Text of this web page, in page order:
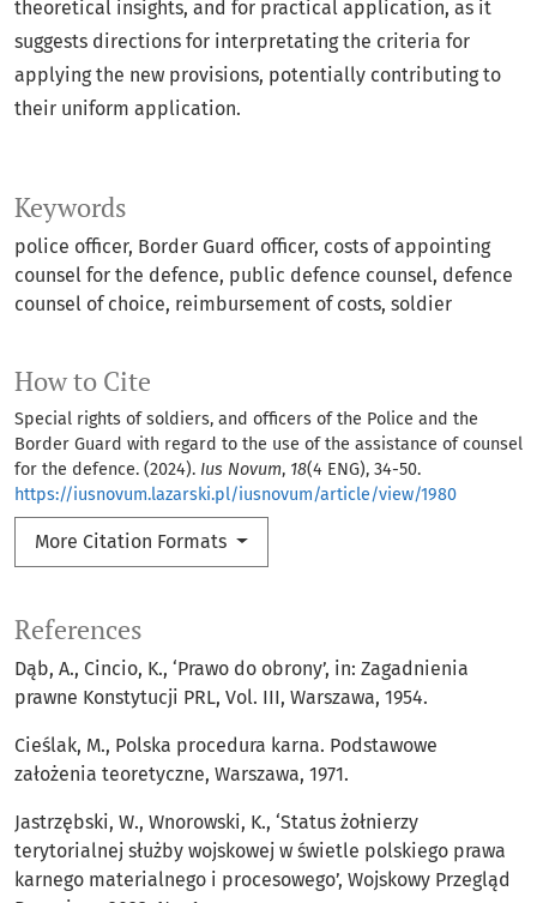
Keywords
police officer, Border Guard officer, costs of appointing
counsel for the defence, public defence counsel, defence
counsel of choice, reimbursement of costs, soldier
How to Cite
Special rights of soldiers, and officers of the Police and the
Border Guard with regard to the use of the assistance of counsel
for the defence. (2024). Ius Novum, 18(4 ENG), 34-50.
https://iusnovum.lazarski.pl/iusnovum/article/view/1980
More Citation Formats
theoretical insights, and for practical application, as it
suggests directions for interpretating the criteria for
applying the new provisions, potentially contributing to
their uniform application.
References
Dąb, A., Cincio, K., ‘Prawo do obrony’, in: Zagadnienia
prawne Konstytucji PRL, Vol. III, Warszawa, 1954.
Cieślak, M., Polska procedura karna. Podstawowe
założenia teoretyczne, Warszawa, 1971.
Jastrzębski, W., Wnorowski, K., ‘Status żołnierzy
terytorialnej służby wojskowej w świetle polskiego prawa
karnego materialnego i procesowego’, Wojskowy Przegląd